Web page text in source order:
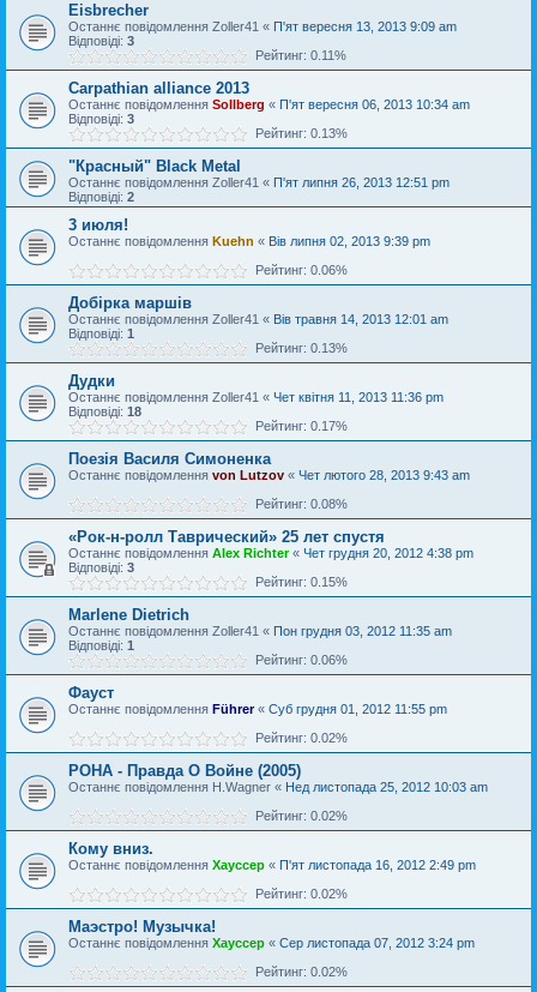
Eisbrecher
Останнє повідомлення Zoller41 « П'ят вересня 13, 2013 9:09 am
Відповіді: 3
Рейтинг: 0.11%
Carpathian alliance 2013
Останнє повідомлення Sollberg « П'ят вересня 06, 2013 10:34 am
Відповіді: 3
Рейтинг: 0.13%
"Красный" Black Metal
Останнє повідомлення Zoller41 « П'ят липня 26, 2013 12:51 pm
Відповіді: 2
3 июля!
Останнє повідомлення Kuehn « Вів липня 02, 2013 9:39 pm
Рейтинг: 0.06%
Добірка маршів
Останнє повідомлення Zoller41 « Вів травня 14, 2013 12:01 am
Відповіді: 1
Рейтинг: 0.13%
Дудки
Останнє повідомлення Zoller41 « Чет квітня 11, 2013 11:36 pm
Відповіді: 18
Рейтинг: 0.17%
Поезія Василя Симоненка
Останнє повідомлення von Lutzov « Чет лютого 28, 2013 9:43 am
Рейтинг: 0.08%
«Рок-н-ролл Таврический» 25 лет спустя
Останнє повідомлення Alex Richter« Чет грудня 20, 2012 4:38 pm
Відповіді: 3
Рейтинг: 0.15%
Marlene Dietrich
Останнє повідомлення Zoller41 « Пон грудня 03, 2012 11:35 am
Відповіді: 1
Рейтинг: 0.06%
Фауст
Останнє повідомлення Führer« Суб грудня 01, 2012 11:55 pm
Рейтинг: 0.02%
РОНА - Правда О Войне (2005)
Останнє повідомлення H.Wagner « Нед листопада 25, 2012 10:03 am
Рейтинг: 0.02%
Кому вниз.
Останнє повідомлення Хауссер « П'ят листопада 16, 2012 2:49 pm
Рейтинг: 0.02%
Маэстро! Музычка!
Останнє повідомлення Хауссер « Сер листопада 07, 2012 3:24 pm
Рейтинг: 0.02%